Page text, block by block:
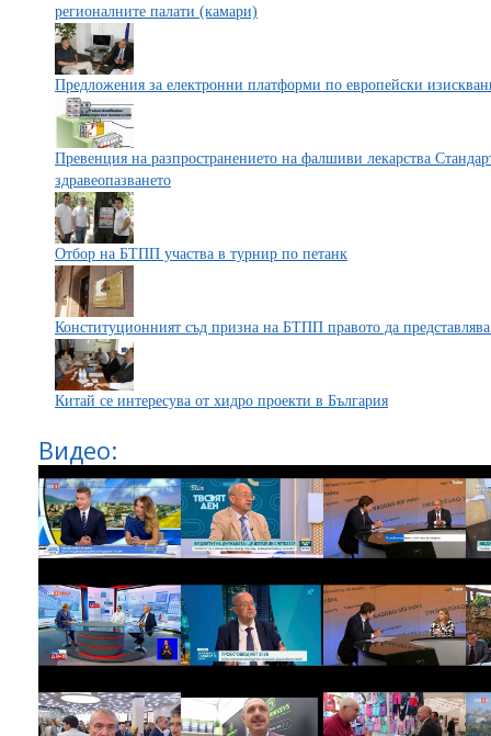
регионалните палати (камари)
Предложения за електронни платформи по европейски
Превенция на разпространението на фалшиви лекарства
здравеопазването
Отбор на БТПП участва в турнир по петанк
Конституционният съд призна на БТПП правото да
Китай се интересува от хидро проекти в България
Видео: